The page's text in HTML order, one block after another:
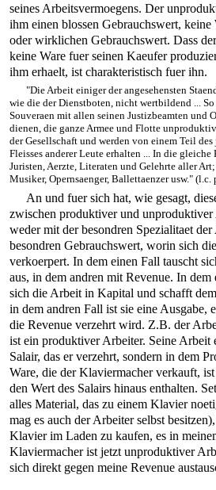
seines Arbeitsvermoegens. Der
ihm einen blossen Gebrauchswert, keine
oder wirklichen Gebrauchswert. Dass
keine Ware fuer seinen Kaeufer
ihm erhaelt, ist charakteristisch fuer ihn.
"Die Arbeit einiger der angesehensten
wie die der Dienstboten, nicht wertbildend ...
Souveraen mit allen seinen Justizbeamten und
dienen, die ganze Armee und Flotte
der Gesellschaft und werden von einem Teil
Fleisses anderer Leute erhalten ... In die gleiche
Juristen, Aerzte, Literaten und Gelehrte aller Art;
Musiker, Opernsaenger, Ballettaenzer usw." (l.c.
An und fuer sich hat, wie gesagt,
zwischen produktiver und
weder mit der besondren Spezialitaet
besondren Gebrauchswert, worin sich
verkoerpert. In dem einen Fall tauscht
aus, in dem andren mit Revenue. In
sich die Arbeit in Kapital und schafft
in dem andren Fall ist sie eine Ausgabe,
die Revenue verzehrt wird. Z.B. der
ist ein produktiver Arbeiter. Seine Arbeit
Salair, das er verzehrt, sondern in dem
Ware, die der Klaviermacher verkauft,
den Wert des Salairs hinaus enthalten.
alles Material, das zu einem Klavier
mag es auch der Arbeiter selbst
Klavier im Laden zu kaufen, es in
Klaviermacher ist jetzt unproduktiver
sich direkt gegen meine Revenue